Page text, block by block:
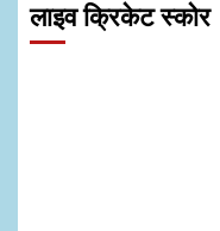
लाइव क्रिकेट स्कोर